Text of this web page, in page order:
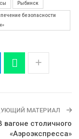
Рыбинск
безопасности
МАТЕРИАЛ
вагоне столичного
«Аэроэкспресса»